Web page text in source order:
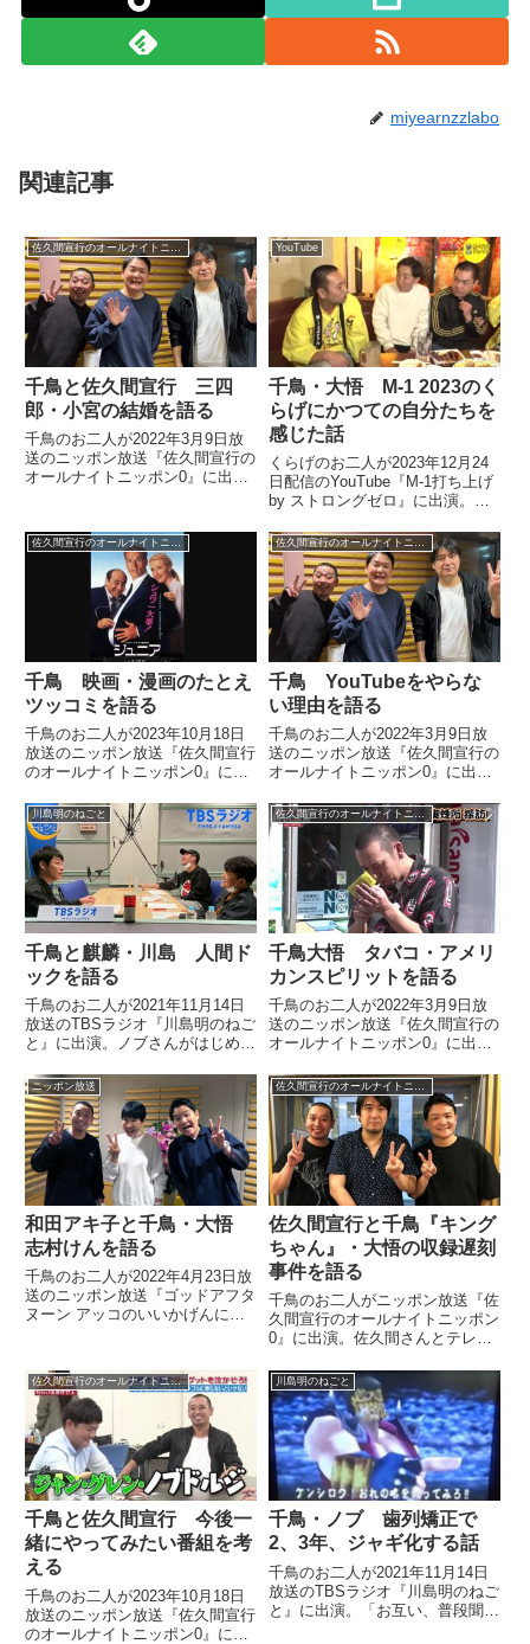
miyearnzzlabo
関連記事
佐久間宣行のオールナイトニッポン0
千鳥と佐久間宣行 三四
郎・小宮の結婚を語る
千鳥のお二人が2022年3月9日放
送のニッポン放送『佐久間宣行の
オールナイトニッポン0』に出
た。
YouTube
千鳥・大悟 M-1 2023のく
らげにかつての自分たちを
感じた話
くらげのお二人が2023年12月24
日配信のYouTube『M-1打ち上げ
by ストロングゼロ』に出演。千
初めてM-1に出た時の自分たちの
姿を感じたと話していました。
佐久間宣行のオールナイトニッポン0
千鳥 映画・漫画のたとえ
ツッコミを語る
千鳥のお二人が2023年10月18日
放送のニッポン放送『佐久間宣行
のオールナイトニッポン0』に出
のたとえツッコミについて話して
いました。
佐久間宣行のオールナイトニッポン0
千鳥 YouTubeをやらな
い理由を語る
千鳥のお二人が2022年3月9日放
送のニッポン放送『佐久間宣行の
オールナイトニッポン0』に出
持っていないお二人が、その理由
を話していました。
川島明のねごと
千鳥と麒麟・川島 人間ド
ックを語る
千鳥のお二人が2021年11月14日
放送のTBSラジオ『川島明のねご
と』に出演。ノブさんがはじめて
った話や、ノブさんから紹介され
た人間ドックに川島さんが行った
際のエピソードなどを話していま
した。
佐久間宣行のオールナイトニッポン0
千鳥大悟 タバコ・アメリ
カンスピリットを語る
千鳥のお二人が2022年3月9日放
送のニッポン放送『佐久間宣行の
オールナイトニッポン0』に出
タバコ・アメリカンスピリットに
ついて話していました。
ニッポン放送
和田アキ子と千鳥・大悟
志村けんを語る
千鳥のお二人が2022年4月23日放
送のニッポン放送『ゴッドアフタ
ヌーン アッコのいいかげんに
いました。
佐久間宣行と千鳥『キング
ちゃん』・大悟の収録遅刻
事件を語る
千鳥のお二人がニッポン放送『佐
久間宣行のオールナイトニッポン
0』に出演。佐久間さんとテレビ
倫中の現場を写真週刊誌に撮られ
た結果、遅刻してきた事件を振り
返り。さらには数々の大悟さんの
お酒やらかしについても話して
い...
佐久間宣行のオールナイトニッポン0
千鳥と佐久間宣行 今後一
緒にやってみたい番組を考
える
千鳥のお二人が2023年10月18日
放送のニッポン放送『佐久間宣行
のオールナイトニッポン0』に出
川島明のねごと
千鳥・ノブ 歯列矯正で
2、3年、ジャギ化する話
千鳥のお二人が2021年11月14日
放送のTBSラジオ『川島明のねご
と』に出演。「お互い、普段聞け